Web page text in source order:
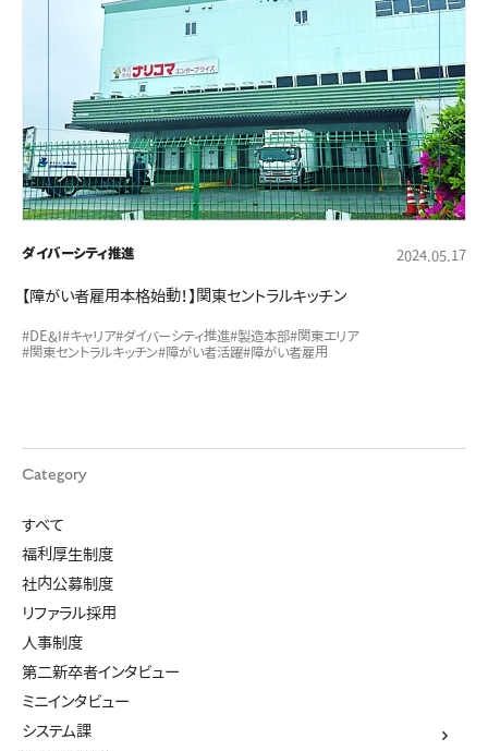
ダイバーシティ推進 2024.05.17
【障がい者雇用本格始動！】関東セントラルキッチン
#DE&I #キャリア#ダイバーシティ推進#製造本部#関東エリア
#関東セントラルキッチン#障がい者活躍#障がい者雇用
Category
すべて
福利厚生制度
社内公募制度
リファラル採用
人事制度
第二新卒者インタビュー
ミニインタビュー
システム課